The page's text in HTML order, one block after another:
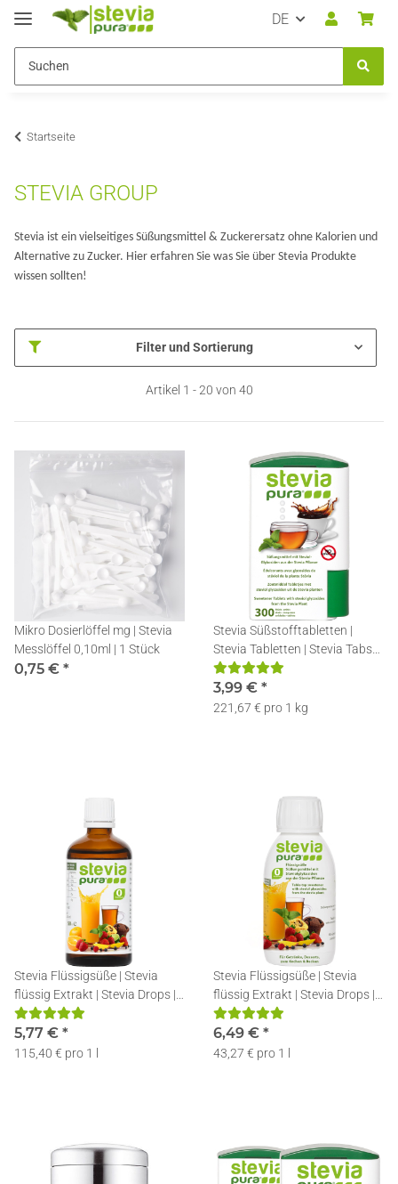
DE
Startseite
STEVIA GROUP
Stevia ist ein vielseitiges Süßungsmittel & Zuckerersatz ohne Kalorien und
Alternative zu Zucker. Hier erfahren Sie was Sie über Stevia Produkte
wissen sollten!
Filter und Sortierung
Artikel 1 - 20 von 40
Mikro Dosierlöffel mg | Stevia
Messlöffel 0,10ml | 1 Stück
0,75 € *
Stevia Süßstofftabletten |
Stevia Tabletten | Stevia Tabs
im Spender | 300
3,99 € *
221,67 € pro 1 kg
Stevia Flüssigsüße | Stevia
flüssig Extrakt | Stevia Drops |
50ml
5,77 € *
115,40 € pro 1 l
Stevia Flüssigsüße | Stevia
flüssig Extrakt | Stevia Drops |
150ml
6,49 € *
43,27 € pro 1 l